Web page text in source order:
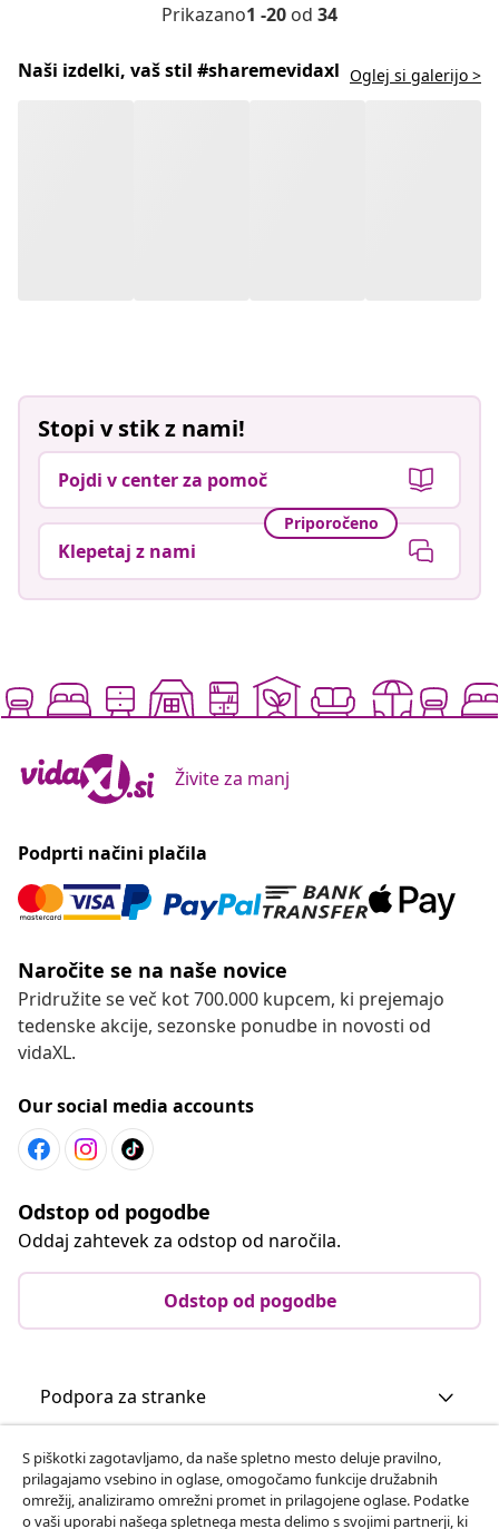
Prikazano1 -20 od 34
Naši izdelki, vaš stil #sharemevidaxl Oglej si galerijo >
Stopi v stik z nami!
Pojdi v center za pomoč
Priporočeno
Klepetaj z nami
Živite za manj
Podprti načini plačila
Naročite se na naše novice
Pridružite se več kot 700.000 kupcem, ki prejemajo
tedenske akcije, sezonske ponudbe in novosti od
vidaXL.
Our social media accounts
Odstop od pogodbe
Oddaj zahtevek za odstop od naročila.
Odstop od pogodbe
Podpora za stranke
Poslovanje
S piškotki zagotavljamo, da naše spletno mesto deluje pravilno,
prilagajamo vsebino in oglase, omogočamo funkcije družabnih
omrežij, analiziramo omrežni promet in prilagojene oglase. Podatke
o vaši uporabi našega spletnega mesta delimo s svojimi partnerji, ki